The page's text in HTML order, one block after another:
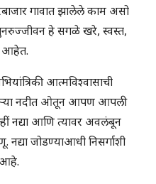
गावात झालेले काम असो
हे सगळे खरे, स्वस्त,
आहेत.
आत्मविश्वासाची
नदीत ओतून आपण आपली
नद्या आणि त्यावर अवलंबून
जोडण्याआधी निसर्गाशी